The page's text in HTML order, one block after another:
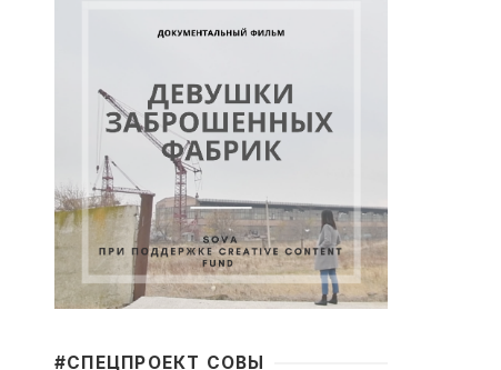
#CПЕЦПРОЕКТ СОВЫ